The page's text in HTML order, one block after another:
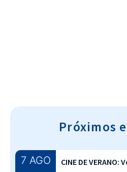
Próximos
7 AGO CINE DE